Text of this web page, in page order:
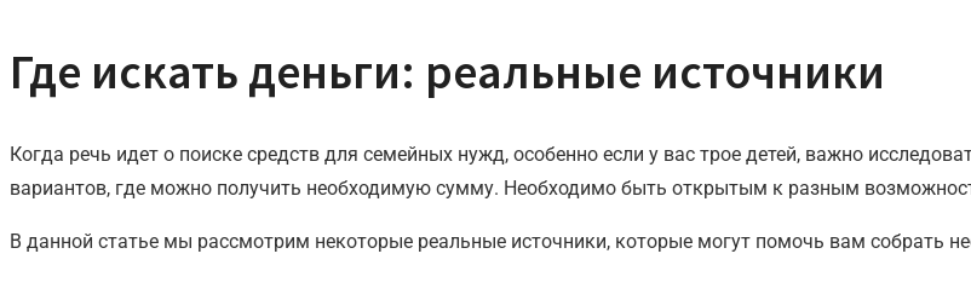
Где искать деньги: реальные источники
Когда речь идет о поиске средств для семейных нужд, особенно если у вас трое детей, важно
вариантов, где можно получить необходимую сумму. Необходимо быть открытым к разным
В данной статье мы рассмотрим некоторые реальные источники, которые могут помочь вам собрать